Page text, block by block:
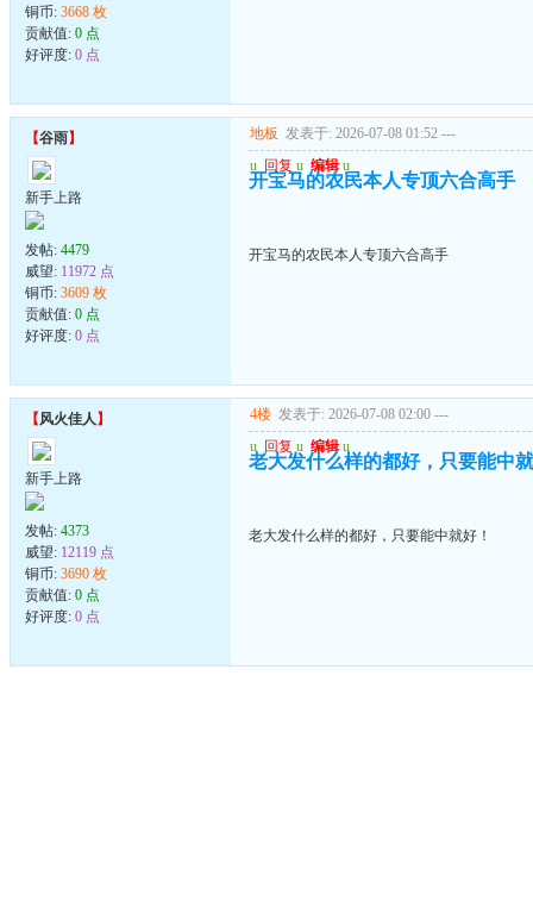
铜币: 3668 枚
贡献值: 0 点
好评度: 0 点
【谷雨】
新手上路
发帖: 4479
威望: 11972 点
铜币: 3609 枚
贡献值: 0 点
好评度: 0 点
地板 发表于: 2026-07-08 01:52 ---
u 回复 u 编辑 u
开宝马的农民本人专顶六合高手
开宝马的农民本人专顶六合高手
【风火佳人 】
新手上路
发帖: 4373
威望: 12119 点
铜币: 3690 枚
贡献值: 0 点
好评度: 0 点
4楼 发表于: 2026-07-08 02:00 ---
u 回复 u 编辑 u
老大发什么样的都好，只要能中
老大发什么样的都好，只要能中就好！